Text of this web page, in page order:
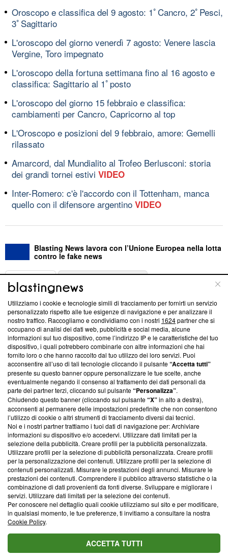
Oroscopo e classifica del 9 agosto: 1ﾟCancro, 2ﾟPesci,
3ﾟSagittario
L'oroscopo del giorno venerdì 7 agosto: Venere lascia
Vergine, Toro impegnato
L'oroscopo della fortuna settimana fino al 16 agosto e
classifica: Sagittario al 1ﾟposto
L'oroscopo del giorno 15 febbraio e classifica:
cambiamenti per Cancro, Capricorno al top
L'Oroscopo e posizioni del 9 febbraio, amore: Gemelli
rilassato
Amarcord, dal Mundialito al Trofeo Berlusconi: storia
dei grandi tornei estivi VIDEO
Inter-Romero: c'è l'accordo con il Tottenham, manca
quello con il difensore argentino VIDEO
Blasting News lavora con l’Unione Europea nella lotta
contro le fake news
ABOUT
Questa sezione offre informazioni trasparenti su Blasting
News, sui nostri processi editoriali e su come ci impegniamo a
creare news di qualità. Inoltre, afferma la nostra aderenza a
‘Trust Project - News with Integrity’Blasting News non è
ancora membro del programma, ma ha richiesto di farne
parte; Trust Project non ha ancora effettuato una verifica di
conformità agli standard.
Su di noi
Team editoriale
Corporate
Redazione
Informativa Privacy
Cookie Policy
Blasting SA, IDI CHE-247.845.224, Via Carlo Frasca, 3 - 6900
Lugano (Svizzera) Tel:+39 0690258937
© 2026 Blasting News
Utilizziamo i cookie e tecnologie simili di tracciamento per fornirti un servizio
personalizzato rispetto alle tue esigenze di navigazione e per analizzare il
nostro traffico. Raccogliamo e condividiamo con i nostri 1624partner che si
occupano di analisi dei dati web, pubblicità e social media, alcune
informazioni sul tuo dispositivo, come l’indirizzo IP e le caratteristiche del tuo
dispositivo, i quali potrebbero combinarle con altre informazioni che hai
fornito loro o che hanno raccolto dal tuo utilizzo dei loro servizi. Puoi
acconsentire all’uso di tali tecnologie cliccando il pulsante“Accetta tutti”
presente su questo banner oppure personalizzare le tue scelte, anche
eventualmente negando il consenso al trattamento dei dati personali da
parte dei partner terzi, cliccando sul pulsante“Personalizza”.
Chiudendo questo banner (cliccando sul pulsante“X”in alto a destra),
acconsenti al permanere delle impostazioni predefinite che non consentono
l’utilizzo di cookie o altri strumenti di tracciamento diversi dai tecnici.
Noi e i nostri partner trattiamo i tuoi dati di navigazione per: Archiviare
informazioni su dispositivo e/o accedervi. Utilizzare dati limitati per la
selezione della pubblicità. Creare profili per la pubblicità personalizzata.
Utilizzare profili per la selezione di pubblicità personalizzata. Creare profili
per la personalizzazione dei contenuti. Utilizzare profili per la selezione di
contenuti personalizzati. Misurare le prestazioni degli annunci. Misurare le
prestazioni dei contenuti. Comprendere il pubblico attraverso statistiche o la
combinazione di dati provenienti da fonti diverse. Sviluppare e migliorare i
servizi. Utilizzare dati limitati per la selezione dei contenuti.
Per conoscere nel dettaglio quali cookie utilizziamo sul sito e per modificare,
in qualsiasi momento, le tue preferenze, ti invitiamo a consultare la nostra
Cookie Policy.
ACCETTA TUTTI